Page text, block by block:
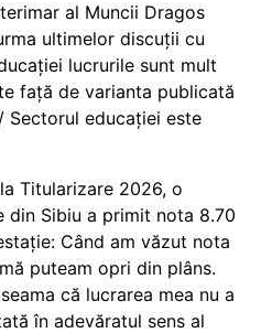
al Muncii Dragos
ultimelor discuții cu
lucrurile sunt mult
față de varianta publicată
Sectorul educației este
Titularizare 2026, o
din Sibiu a primit nota 8.70
Când am văzut nota
puteam opri din plâns.
că lucrarea mea nu a
în adevăratul sens al